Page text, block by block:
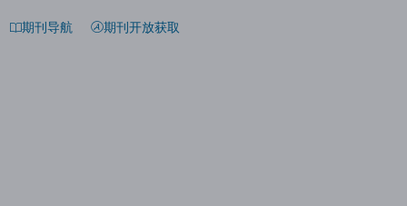
期刊导航 期刊开放获取